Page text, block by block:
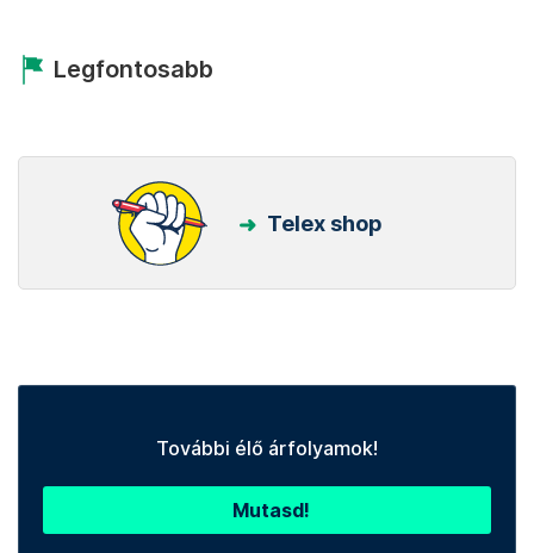
Legfontosabb
Telex shop
További élő árfolyamok!
Mutasd!